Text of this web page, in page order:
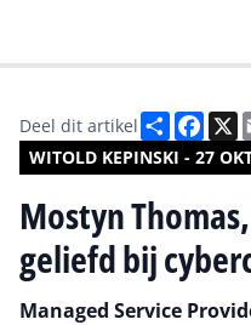
WITOLD KEPINSKI - 27
Deel dit artikel Deel X
Mostyn
geliefd bij
Managed Service